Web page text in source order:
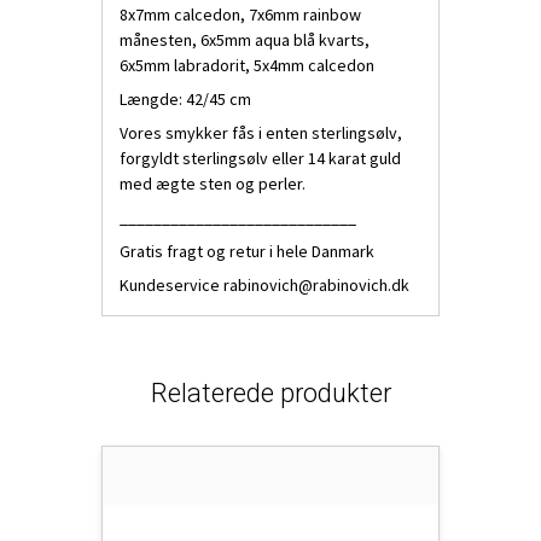
8x7mm calcedon, 7x6mm rainbow
månesten, 6x5mm aqua blå kvarts,
6x5mm labradorit, 5x4mm calcedon
Længde: 42/45 cm
Vores smykker fås i enten sterlingsølv,
forgyldt sterlingsølv eller 14 karat guld
med ægte sten og perler.
Gratis fragt og retur i hele Danmark
Kundeservice rabinovich@rabinovich.dk
Relaterede produkter